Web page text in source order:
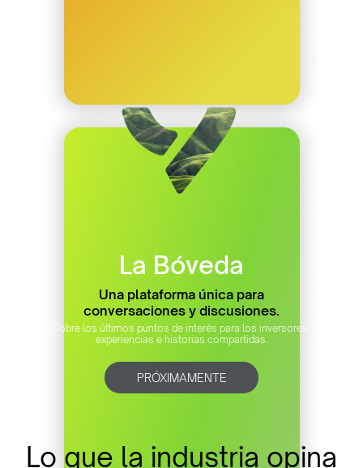
La Bóveda
Una plataforma única para
conversaciones y discusiones.
Sobre los últimos puntos de interés para los inversores,
experiencias e historias compartidas.
PRÓXIMAMENTE
Lo que la industria opina